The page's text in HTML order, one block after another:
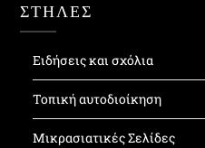
ΣΤΗΛΕΣ
Ειδήσεις και σχόλια
Τοπική αυτοδιοίκηση
Μικρασιατικές Σελίδες